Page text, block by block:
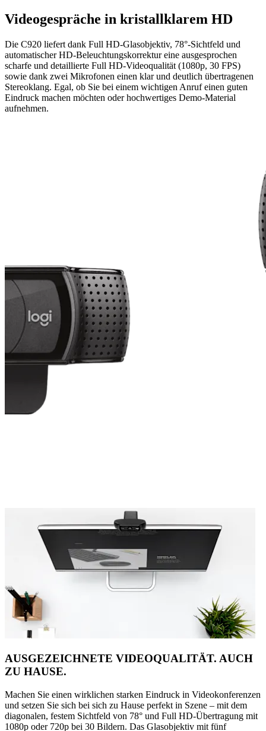
Videogespräche in kristallklarem HD
Die C920 liefert dank Full HD-Glasobjektiv, 78°-Sichtfeld und
automatischer HD-Beleuchtungskorrektur eine ausgesprochen
scharfe und detaillierte Full HD-Videoqualität (1080p, 30 FPS)
sowie dank zwei Mikrofonen einen klar und deutlich übertragenen
Stereoklang. Egal, ob Sie bei einem wichtigen Anruf einen guten
Eindruck machen möchten oder hochwertiges Demo-Material
aufnehmen.
AUSGEZEICHNETE VIDEOQUALITÄT. AUCH
ZU HAUSE.
Machen Sie einen wirklichen starken Eindruck in Videokonferenzen
und setzen Sie sich bei sich zu Hause perfekt in Szene – mit dem
diagonalen, festem Sichtfeld von 78° und Full HD-Übertragung mit
1080p oder 720p bei 30 Bildern. Das Glasobjektiv mit fünf